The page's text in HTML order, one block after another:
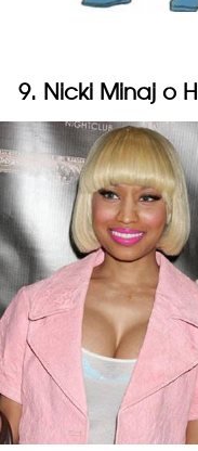
9. Nicki Minaj o